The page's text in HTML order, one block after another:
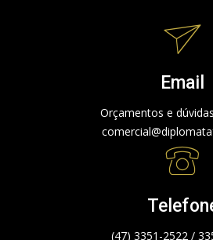
Email
Orçamentos e
(47) 3351-2522 /